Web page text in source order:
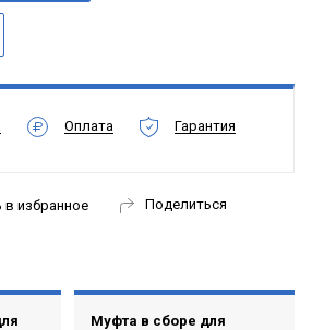
Оплата Гарантия
избранное Поделиться
Муфта в сборе для